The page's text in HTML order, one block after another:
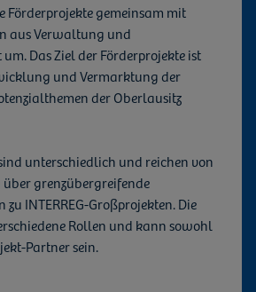
Förderprojekte gemeinsam mit
aus Verwaltung und
Das Ziel der Förderprojekte ist
und Vermarktung der
der Oberlausitz
unterschiedlich und reichen von
über grenzübergreifende
INTERREG-Großprojekten. Die
Rollen und kann sowohl
Partner sein.